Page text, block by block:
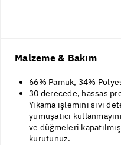
Malzeme & Bakım
66% Pamuk, 34%
30 derecede, hassas
Yıkama işlemini sıvı
yumuşatıcı
ve düğmeleri
kurutunuz.